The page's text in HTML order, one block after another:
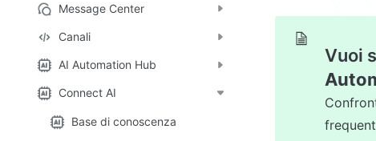
Message Center
Canali
AI Automation Hub
Connect AI
Base di conoscenza
Vuoi